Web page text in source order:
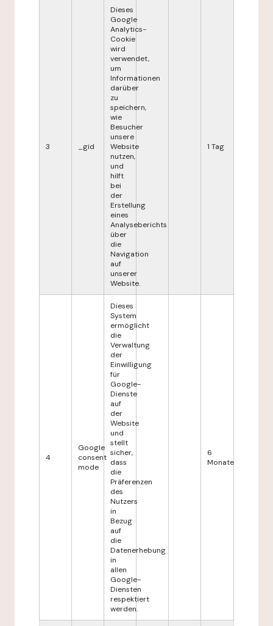
3 _gid
Dieses
Google
Analytics-
Cookie
wird
verwendet,
um
Informationen
darüber
zu
speichern,
wie
Besucher
unsere
Website
nutzen,
und
hilft
bei
der
Erstellung
eines
Analyseberichts
über
die
Navigation
auf
unserer
Website.
1 Tag
4
Google
consent
mode
Dieses
System
ermöglicht
die
Verwaltung
der
Einwilligung
für
Google-
Dienste
auf
der
Website
und
stellt
sicher,
dass
die
Präferenzen
des
Nutzers
in
Bezug
auf
die
Datenerhebung
in
allen
Google-
Diensten
respektiert
werden.
6
Monate